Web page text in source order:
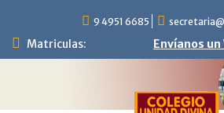
contenido
9 4951 6685
Matriculas: Envíanos